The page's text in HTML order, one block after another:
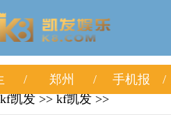
郑州 手机报
kf凯发 >> kf凯发 >>